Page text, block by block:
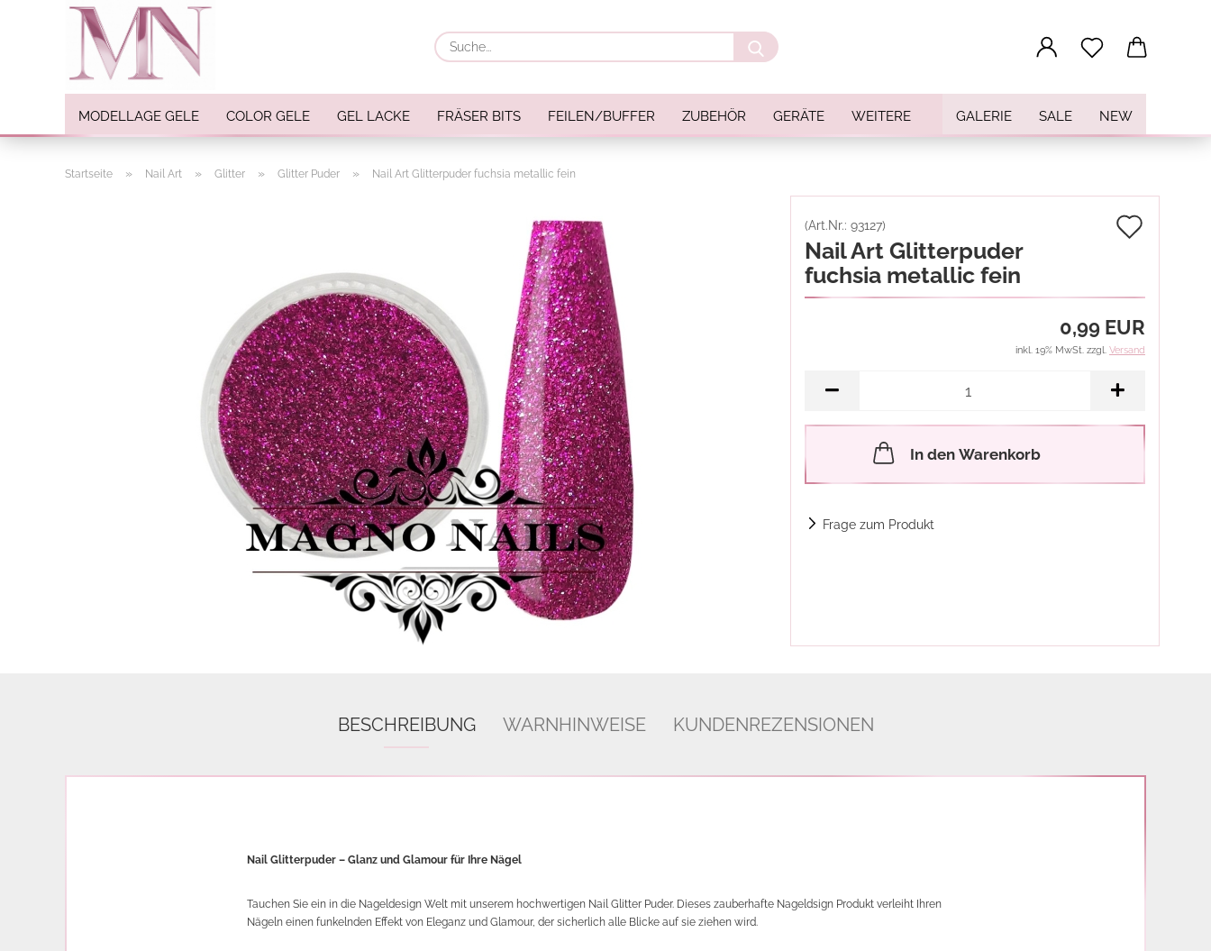
Suche...
MODELLAGE GELE COLOR GELE GEL LACKE FRÄSER BITS FEILEN/BUFFER ZUBEHÖR GERÄTE GALERIE SALE NEW
WEITERE
Nail Sticker
Nail Art Folien
Nail Stamping
Glitter
INK Colors
Nail Art Sets
Airbrush
3D Nail Formen
Feine Acrylfarbe / Aquarell
Nail Piercing
Startseite » Nail Art » Glitter » Glitter Puder » Nail Art Glitterpuder fuchsia metallic fein
(Art.Nr.: 93127)
Nail Art Glitterpuder
fuchsia metallic fein
0,99 EUR
inkl. 19% MwSt. zzgl. Versand
In den Warenkorb
Frage zum Produkt
BESCHREIBUNG WARNHINWEISE KUNDENREZENSIONEN
Nail Glitterpuder – Glanz und Glamour für Ihre Nägel
Tauchen Sie ein in die Nageldesign Welt mit unserem hochwertigen Nail Glitter Puder. Dieses zauberhafte Nageldsign Produkt verleiht Ihren
Nägeln einen funkelnden Effekt von Eleganz und Glamour, der sicherlich alle Blicke auf sie ziehen wird.